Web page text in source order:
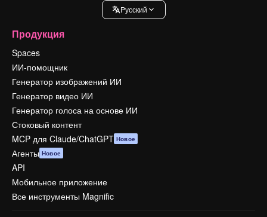
Pусский
Продукция
Spaces
ИИ-помощник
Генератор изображений ИИ
Генератор видео ИИ
Генератор голоса на основе ИИ
Стоковый контент
MCP для Claude/ChatGPT Новое
Агенты Новое
API
Мобильное приложение
Все инструменты Magnific